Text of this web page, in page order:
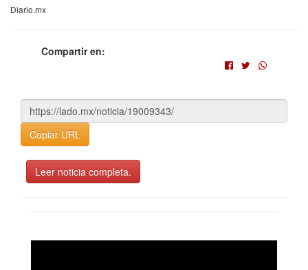
Diario.mx
Compartir en:
Copiar URL
Leer noticia completa.